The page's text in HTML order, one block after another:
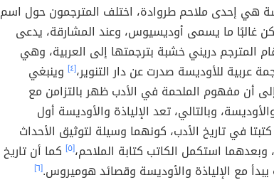
هي إحدى ملاحم طروادة، اختلف المترجمون حول اسم
غالبًا ما يسمى أوديسيوس، وعند المشارقة، يدعى
المترجم دريني خشبة بترجمتها إلى العربية، وهي
عربية للأوديسة صدرت عن دار التنوير،[٤]
وينبغي
أن مفهوم الملحمة في الأدب ظهر بالتزامن مع
وبالتالي، تعد الإلياذة والأوديسة أول
في تاريخ الأدب، كونهما وسيلة لتوثيق الأحداث
وبعدهما استكمل الكاتب كتابة الملاحم،[٥]
كما أن تاريخ
مع الإلياذة والأوديسة وقصائد هوميروس.[٦]